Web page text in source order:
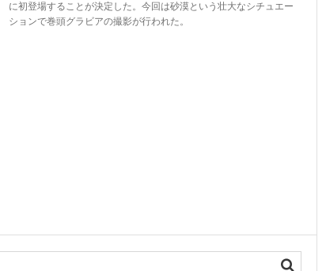
に初登場することが決定した。今回は砂漠という壮大なシチュエー
ションで巻頭グラビアの撮影が行われた。